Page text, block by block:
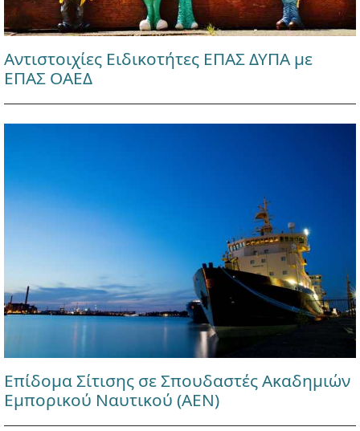
Αντιστοιχίες Ειδικοτήτες ΕΠΑΣ ΔΥΠΑ με
ΕΠΑΣ ΟΑΕΔ
Επίδομα Σίτισης σε Σπουδαστές Ακαδημιών
Εμπορικού Ναυτικού (ΑΕΝ)